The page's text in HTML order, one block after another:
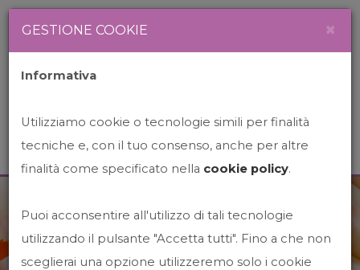
News&Events
GESTIONE COOKIE ×
Informativa
Utilizziamo cookie o tecnologie simili per finalità
tecniche e, con il tuo consenso, anche per altre
finalità come specificato nella cookie policy.
Puoi acconsentire all'utilizzo di tali tecnologie
utilizzando il pulsante "Accetta tutti". Fino a che non
sceglierai una opzione utilizzeremo solo i cookie